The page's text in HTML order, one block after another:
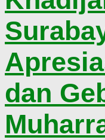
dan